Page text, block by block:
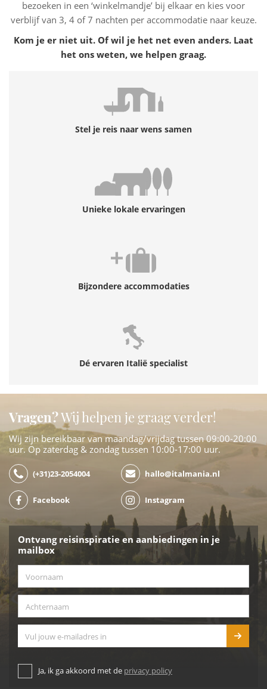
bezoeken in een ‘winkelmandje’ bij elkaar en kies voor
verblijf van 3, 4 of 7 nachten per accommodatie naar keuze.
Kom je er niet uit. Of wil je het net even anders. Laat
het ons weten, we helpen graag.
Stel je reis naar wens samen
Unieke lokale ervaringen
Bijzondere accommodaties
Dé ervaren Italië specialist
Vragen?Wij helpen je graag verder!
Wij zijn bereikbaar van maandag/vrijdag tussen 09:00-20:00
uur. Op zaterdag & zondag tussen 10:00-17:00 uur.
(+31)23-2054004 hallo@italmania.nl
Facebook Instagram
Ontvang reisinspiratie en aanbiedingen in je
mailbox
Ja, ik ga akkoord met de privacy policy